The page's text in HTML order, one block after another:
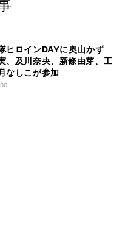
ヒロインDAYに奥山かず
、及川奈央、新條由芽、工
なしこが参加